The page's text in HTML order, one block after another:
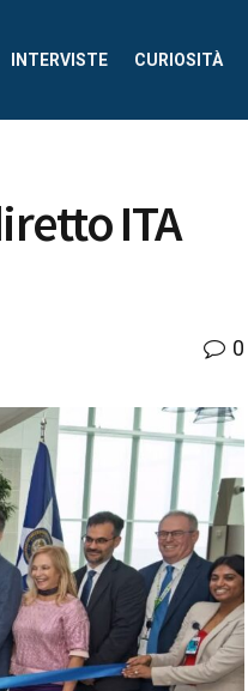
INTERVISTE CURIOSITÀ
ITA
0